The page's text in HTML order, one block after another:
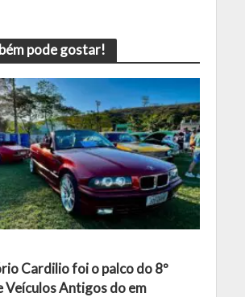
pode gostar!
Cardilio foi o palco do 8º
Veículos Antigos do em